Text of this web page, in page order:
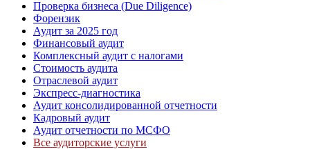
Проверка бизнеса (Due Diligence)
Форензик
Аудит за 2025 год
Финансовый аудит
Комплексный аудит с налогами
Стоимость аудита
Отраслевой аудит
Экспресс-диагностика
Аудит консолидированной отчетности
Кадровый аудит
Аудит отчетности по МСФО
Все аудиторские услуги